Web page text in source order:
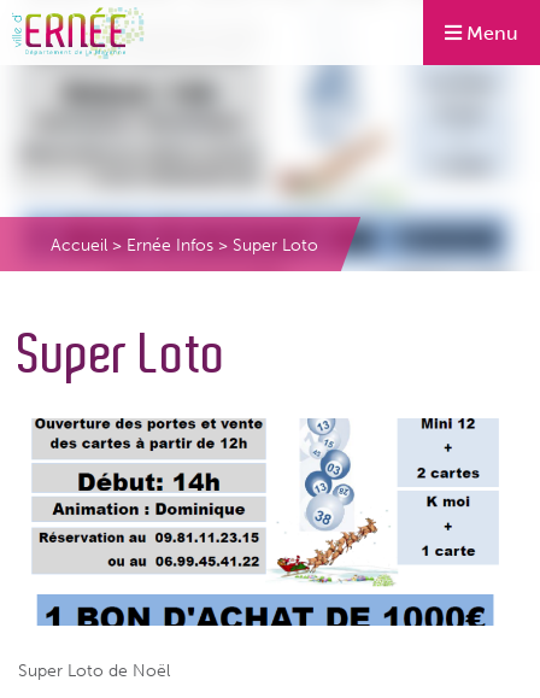
Menu
Accueil > Ernée Infos > Super Loto
Super Loto
Super Loto de Noël